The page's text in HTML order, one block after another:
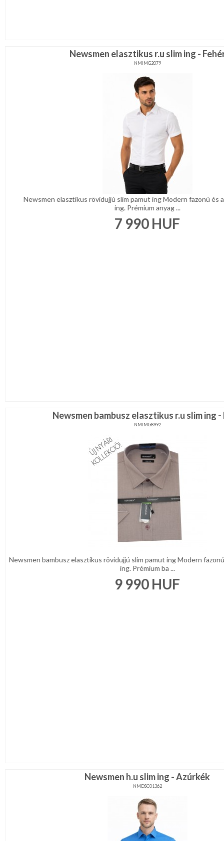
Newsmen elasztikus r.u slim ing -
NMIMG2079
Newsmen elasztikus rövidujjú slim pamut ing Modern fazonú és
ing. Prémium anyag ...
7 990 HUF
Newsmen bambusz elasztikus r.u slim ing -
NMIMG8992
Newsmen bambusz elasztikus rövidujjú slim pamut ing Modern
ing. Prémium ba ...
9 990 HUF
Newsmen h.u slim ing - Azúrkék
NMDSC01362